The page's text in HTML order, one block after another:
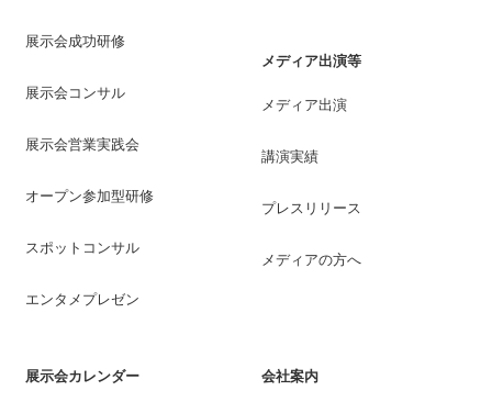
展示会成功研修
展示会コンサル
展示会営業実践会
オープン参加型研修
スポットコンサル
エンタメプレゼン
メディア出演等
メディア出演
講演実績
プレスリリース
メディアの方へ
展示会カレンダー 会社案内